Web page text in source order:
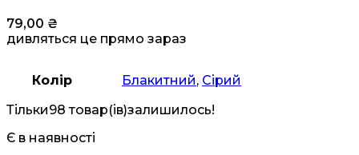
79,00 ₴
дивляться це прямо зараз
Колір Блакитний, Сірий
Тільки98 товар(ів)залишилось!
Є в наявності